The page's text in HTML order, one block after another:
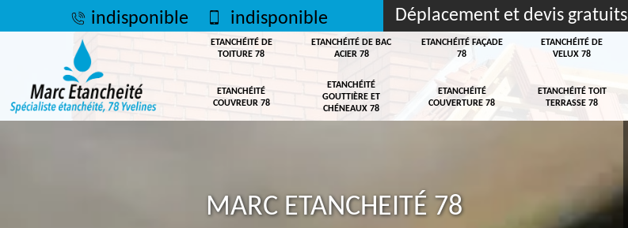
indisponible indisponible Déplacement et devis gratuits
ETANCHÉITÉ DE
TOITURE 78
ETANCHÉITÉ DE BAC
ACIER 78
ETANCHÉITÉ FAÇADE
78
ETANCHÉITÉ DE
VELUX 78
ETANCHÉITÉ
COUVREUR 78
ETANCHÉITÉ
GOUTTIÈRE ET
CHÉNEAUX 78
ETANCHÉITÉ
COUVERTURE 78
ETANCHÉITÉ TOIT
TERRASSE 78
MARC ETANCHEITÉ 78